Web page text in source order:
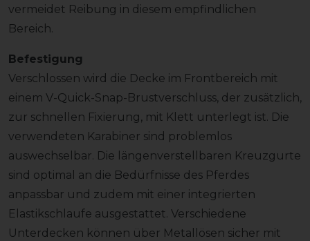
vermeidet Reibung in diesem empfindlichen
Bereich.
Befestigung
Verschlossen wird die Decke im Frontbereich mit
einem V-Quick-Snap-Brustverschluss, der zusätzlich,
zur schnellen Fixierung, mit Klett unterlegt ist. Die
verwendeten Karabiner sind problemlos
auswechselbar. Die längenverstellbaren Kreuzgurte
sind optimal an die Bedürfnisse des Pferdes
anpassbar und zudem mit einer integrierten
Elastikschlaufe ausgestattet. Verschiedene
Unterdecken können über Metallösen sicher mit